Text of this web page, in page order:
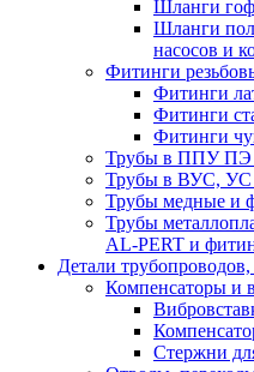
Шланги
Шланги
насосов и
Фитинги
Фитинги
Фитинги
Фитинги
Трубы в ППУ ПЭ
Трубы в ВУС, УС
Трубы медные и
Трубы
AL-PERT и
Детали
Компенсаторы и
Стержни